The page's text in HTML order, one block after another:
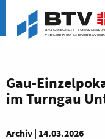
Gau-
im Turngau
Archiv | 14.03.2026